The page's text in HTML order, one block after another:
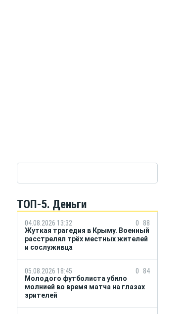
ТОП-5. Деньги
04.08.2026 13:32 0
88
Жуткая трагедия в Крыму. Военный
расстрелял трёх местных жителей
и сослуживца
05.08.2026 18:45 0
84
Молодого футболиста убило
молнией во время матча на глазах
зрителей